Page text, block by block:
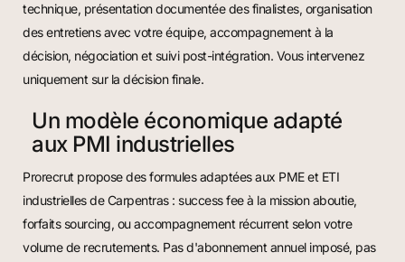
technique, présentation documentée des finalistes, organisation
des entretiens avec votre équipe, accompagnement à la
décision, négociation et suivi post-intégration. Vous intervenez
uniquement sur la décision finale.
Un modèle économique adapté
aux PMI industrielles
Prorecrut propose des formules adaptées aux PME et ETI
industrielles de Carpentras : success fee à la mission aboutie,
forfaits sourcing, ou accompagnement récurrent selon votre
volume de recrutements. Pas d'abonnement annuel imposé, pas